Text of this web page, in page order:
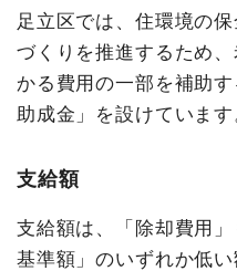
足立区では、住環境の
づくりを推進するため
かる費用の一部を補助
助成金」を設けています
支給額
支給額は、「除却費用
基準額」のいずれか低